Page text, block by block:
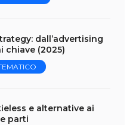
dall’advertising
chiave (2025)
e alternative ai
parti